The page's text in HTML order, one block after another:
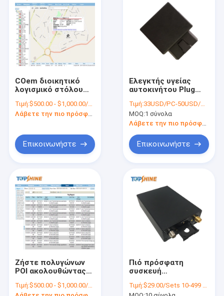
COem διοικητικό
λογισμικό στόλου
ακολουθώντας με το
API
Τιμή:$500.00 - $1,000.00/Pieces
Λάβετε την πιο πρόσφατη τιμή
Επικοινωνήστε
Ελεγκτής υγείας
αυτοκινήτου Plug
Απομακρυσμένη
διάγνωση 4G
συσκευές
GPS
Τιμή:33USD/PC-50USD/PC
MOQ:1 σύνολα
Επικοινωνήστε
Ζήστε πολυγώνων
POI ακολουθώντας
λεωφορείων
Τιμή:$500.00 - $1,000.00/Pieces
Πιό πρόσφατη
συσκευή
ιχνηλατών ΠΣΤ
Τιμή:$29.00/Sets 10-499 Sets